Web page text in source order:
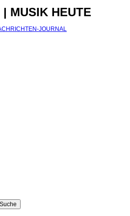
MUSIK HEUTE